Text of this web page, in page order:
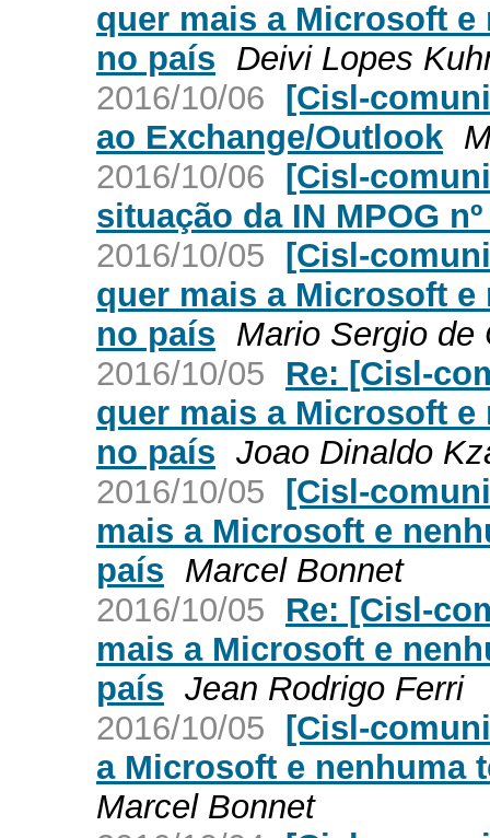
quer mais a Microsoft
no país Deivi Lopes
2016/10/06 [Cisl-
ao Exchange/Outlook
2016/10/06 [Cisl-
situação da IN MPOG nº
2016/10/05 [Cisl-
quer mais a Microsoft
no país Mario Sergio de
2016/10/05
Re: [Cisl-
quer mais a Microsoft
no país Joao Dinaldo
2016/10/05 [Cisl-
mais a Microsoft e
país Marcel Bonnet
2016/10/05
Re: [Cisl-
mais a Microsoft e
país Jean Rodrigo Ferri
2016/10/05 [Cisl-
a Microsoft e nenhuma
Marcel Bonnet